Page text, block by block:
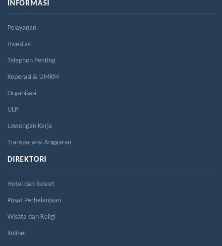
INFORMASI
Pelayanan
Investasi
Telephon Penting
Koperasi & UMKM
Organisasi
ULP
Lowongan Kerja
Transparansi Anggaran
DIREKTORI
Hotel dan Resort
Pusat Perbelanjaan
Wisata dan Religi
Kuliner